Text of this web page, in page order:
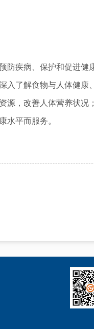
防疾病、保护和促进健
入了解食物与人体健康
源，改善人体营养状况
水平而服务。